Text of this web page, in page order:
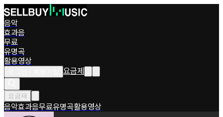
음악
효과음
무료
유명곡
활용영상
요금제
요금제
음악효과음무료유명곡활용영상